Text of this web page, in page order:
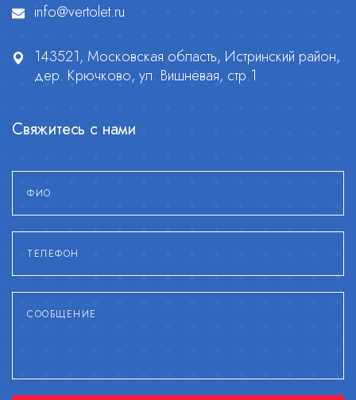
info@vertolet.ru
143521, Московская область, Истринский район,
дер. Крючково, ул. Вишнёвая, стр.1
Свяжитесь с нами